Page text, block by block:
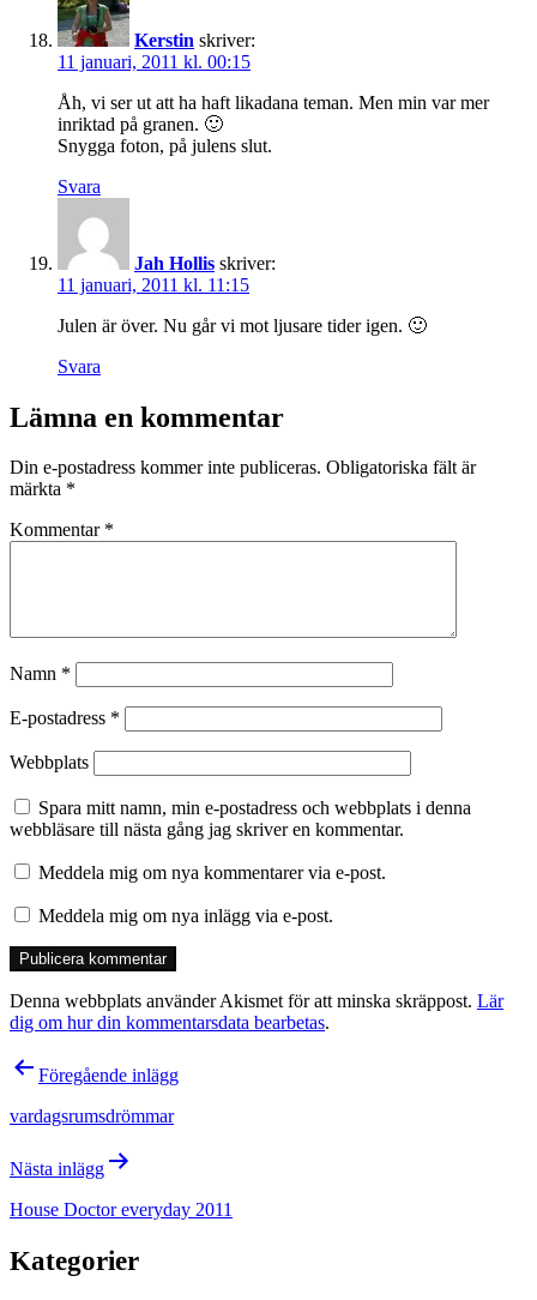
Kerstin skriver:
11 januari, 2011 kl. 00:15
Åh, vi ser ut att ha haft likadana teman. Men min var mer
inriktad på granen. 🙂
Snygga foton, på julens slut.
Svara
Jah Hollis skriver:
11 januari, 2011 kl. 11:15
Julen är över. Nu går vi mot ljusare tider igen. 🙂
Svara
Lämna en kommentar
Din e-postadress kommer inte publiceras. Obligatoriska fält är
märkta *
Kommentar *
Namn *
E-postadress *
Webbplats
Spara mitt namn, min e-postadress och webbplats i denna
webbläsare till nästa gång jag skriver en kommentar.
Meddela mig om nya kommentarer via e-post.
Meddela mig om nya inlägg via e-post.
Denna webbplats använder Akismet för att minska skräppost. Lär
dig om hur din kommentarsdata bearbetas.
Inläggsnavigering
Föregående inlägg
vardagsrumsdrömmar
Nästa inlägg
House Doctor everyday 2011
Kategorier